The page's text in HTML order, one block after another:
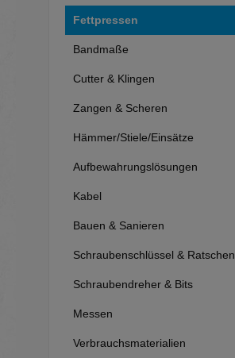
Fettpressen
Bandmaße
Cutter & Klingen
Zangen & Scheren
Hämmer/Stiele/Einsätze
Aufbewahrungslösungen
Kabel
Bauen & Sanieren
Schraubenschlüssel & Ratschen
Schraubendreher & Bits
Messen
Verbrauchsmaterialien